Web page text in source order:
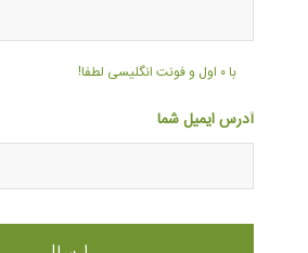
با ۰ اول و فونت انگلیسی لطفا!
آدرس ایمیل شما